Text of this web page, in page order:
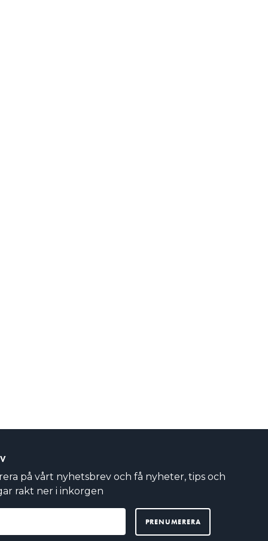
på vårt nyhetsbrev och få nyheter, tips och
rakt ner i inkorgen